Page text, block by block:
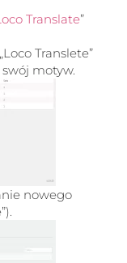
Translate”
Translete”
motyw.
nowego